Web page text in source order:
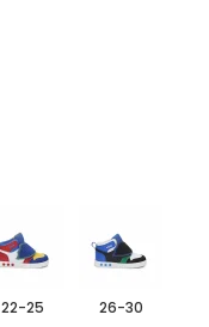
22-25 26-30